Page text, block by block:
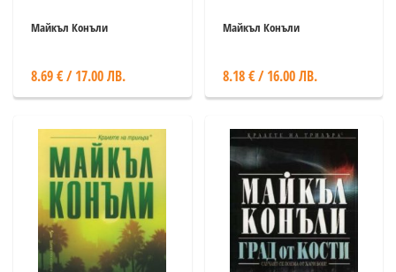
Майкъл Конъли
8.69 € / 17.00 ЛВ.
Майкъл Конъли
8.18 € / 16.00 ЛВ.